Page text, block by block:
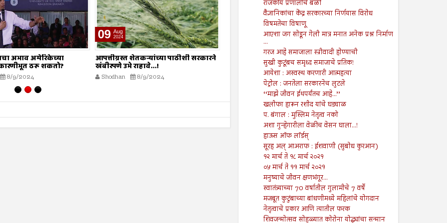
पाठीशी सरकारने
8/9/2024
16 Aug
2024
शाश्वत जल व्यवस्थापन
Shodhan 8/16/2024
मृत्यूनंतर पुढे काय
8/16/2024
16 Aug
2024
भारतीय लोकशाहीचे भवितव्य
राजकीय प्रणालीचे बळी
वैज्ञानिकांचा केंद्र सरकारच्या निर्णयास विरोध
विषमतेचा विषाणू
आएशा जग सोडून गेली मात्र मनात अनेक प्रश्न निर्माण
...
गरज आहे समाजाला स्त्रीवादी होण्याची
सुखी कुटूंबच समृध्द समाजाचे प्रतिक!
आयेशा : अस्वस्थ करणारी आत्महत्या
पेट्रोल : जनतेला सरकारनेच लुटले
‘‘माझे जीवन ईथपर्यंतच आहे...’’
खलीफा हारून रशीद यांचे घड्याळ
प. बंगाल : मुस्लिम नेतृत्व नको
अशा गुन्हेगारीला वेळीच वेसन घाला...!
हाऊस ऑफ लॉर्डस्
सूरह अल् आअराफ : ईशवाणी (सुबोध कुरआन)
१२ मार्च ते १८ मार्च २०२१
०५ मार्च ते ११ मार्च २०२१
मनुष्याचे जीवन क्षणभंगूर...
स्वातंत्र्याच्या 70 वर्षातील गुलामीचे 7 वर्षे
मजबूत कुटुंबाच्या बांधणीमध्ये महिलांचे योगदान
नेतृत्वाचे प्रकार आणि त्यातील फरक
शिवजन्मोत्सव सोहळ्यात कोरोना योद्ध्यांचा सन्मान